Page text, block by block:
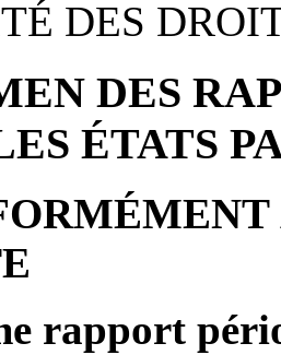
DES
DES
ÉTATS
rapport